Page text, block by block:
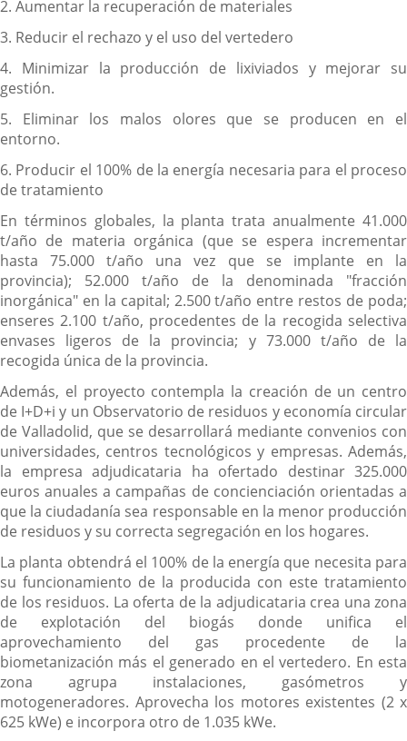
2. Aumentar la recuperación de materiales
3. Reducir el rechazo y el uso del vertedero
4. Minimizar la producción de lixiviados y mejorar su
gestión.
5. Eliminar los malos olores que se producen en el
entorno.
6. Producir el 100% de la energía necesaria para el proceso
de tratamiento
En términos globales, la planta trata anualmente 41.000
t/año de materia orgánica (que se espera incrementar
hasta 75.000 t/año una vez que se implante en la
provincia); 52.000 t/año de la denominada "fracción
inorgánica" en la capital; 2.500 t/año entre restos de poda;
enseres 2.100 t/año, procedentes de la recogida selectiva
envases ligeros de la provincia; y 73.000 t/año de la
recogida única de la provincia.
Además, el proyecto contempla la creación de un centro
de I+D+i y un Observatorio de residuos y economía circular
de Valladolid, que se desarrollará mediante convenios con
universidades, centros tecnológicos y empresas. Además,
la empresa adjudicataria ha ofertado destinar 325.000
euros anuales a campañas de concienciación orientadas a
que la ciudadanía sea responsable en la menor producción
de residuos y su correcta segregación en los hogares.
La planta obtendrá el 100% de la energía que necesita para
su funcionamiento de la producida con este tratamiento
de los residuos. La oferta de la adjudicataria crea una zona
de explotación del biogás donde unifica el
aprovechamiento del gas procedente de la
biometanización más el generado en el vertedero. En esta
zona agrupa instalaciones, gasómetros y
motogeneradores. Aprovecha los motores existentes (2 x
625 kWe) e incorpora otro de 1.035 kWe.